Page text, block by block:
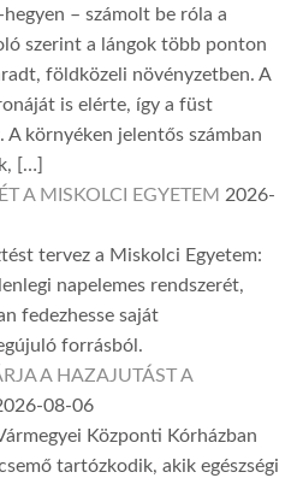
– számolt be róla a
szerint a lángok több ponton
földközeli növényzetben. A
is elérte, így a füst
környéken jelentős számban
[…]
A MISKOLCI EGYETEM 2026-
tervez a Miskolci Egyetem:
napelemes rendszerét,
fedezhesse saját
forrásból.
A HAZAJUTÁST A
08-06
Központi Kórházban
tartózkodik, akik egészségi